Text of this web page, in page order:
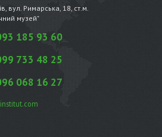
вул. Римарська, 18, ст.м.
музей"
185 93 60
733 48 25
068 16 27